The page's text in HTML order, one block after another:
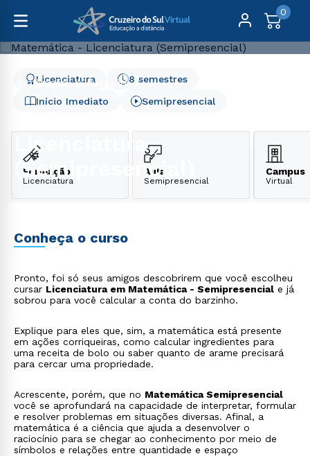
0
Graduação
Educação
Matemática - Licenciatura (Semipresencial)
Licenciatura
(Semipresencial)
Início Imediato
8 semestres
Licenciatura
Semipresencial
Formação
Licenciatura
Aula
Semipresencial
Campus
Virtual
Conheça o curso
Pronto, foi só seus amigos descobrirem que você escolheu
cursar Licenciatura em Matemática - Semipresencial e já
sobrou para você calcular a conta do barzinho.
Explique para eles que, sim, a matemática está presente
em ações corriqueiras, como calcular ingredientes para
uma receita de bolo ou saber quanto de arame precisará
para cercar uma propriedade.
Acrescente, porém, que no Matemática Semipresencial
você se aprofundará na capacidade de interpretar, formular
e resolver problemas em situações diversas. Afinal, a
matemática é a ciência que ajuda a desenvolver o
raciocínio para se chegar ao conhecimento por meio de
símbolos e relações entre quantidade e espaço